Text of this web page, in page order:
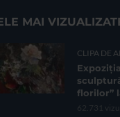
MAI
CLIPA DE
florilor”
62.731